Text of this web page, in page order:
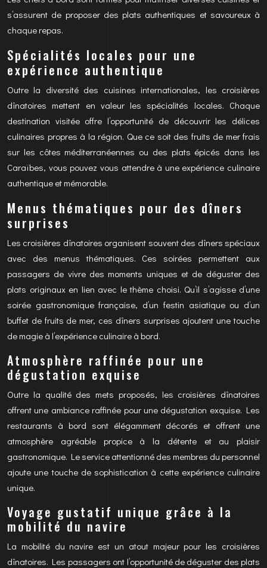
s’assurent de proposer des plats authentiques et savoureux à
chaque repas.
Spécialités locales pour une
expérience authentique
Outre la diversité des cuisines internationales, les croisières
dînatoires mettent en valeur les spécialités locales. Chaque
destination visitée offre l’opportunité de découvrir les délices
culinaires propres à la région. Que ce soit des fruits de mer frais
sur les côtes méditerranéennes ou des plats épicés dans les
Caraïbes, vous pouvez vous attendre à une expérience culinaire
authentique et mémorable.
Menus thématiques pour des dîners
surprises
Les croisières dînatoires organisent souvent des dîners spéciaux
avec des menus thématiques. Ces soirées permettent aux
passagers de vivre des moments uniques et de déguster des
plats originaux en lien avec le thème choisi. Qu’il s’agisse d’une
soirée gastronomique française, d’un festin asiatique ou d’un
buffet de fruits de mer, ces dîners surprises ajoutent une touche
de magie à l’expérience culinaire à bord.
Atmosphère raffinée pour une
dégustation exquise
Outre la qualité des mets proposés, les croisières dînatoires
offrent une ambiance raffinée pour une dégustation exquise. Les
restaurants à bord sont élégamment décorés et offrent une
atmosphère agréable propice à la détente et au plaisir
gastronomique. Le service attentionné des membres du personnel
ajoute une touche de sophistication à cette expérience culinaire
unique.
Voyage gustatif unique grâce à la
mobilité du navire
La mobilité du navire est un atout majeur pour les croisières
dînatoires. Les passagers ont l’opportunité de déguster des plats